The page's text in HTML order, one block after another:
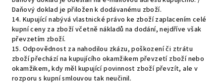
Daňový doklad je přiložen k dodávanému zboží.
14. Kupující nabývá vlastnické právo ke zboží zaplacením celé
kupní ceny za zboží včetně nákladů na dodání, nejdříve však
převzetím zboží.
15. Odpovědnost za nahodilou zkázu, poškození či ztrátu
zboží přechází na kupujícího okamžikem převzetí zboží nebo
okamžikem, kdy měl kupující povinnost zboží převzít, ale v
rozporu s kupní smlouvou tak neučinil.